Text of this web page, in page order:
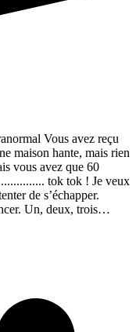
Vous avez reçu
maison hante, mais rien
vous avez que 60
tok tok ! Je veux
de s’échapper.
Un, deux, trois…